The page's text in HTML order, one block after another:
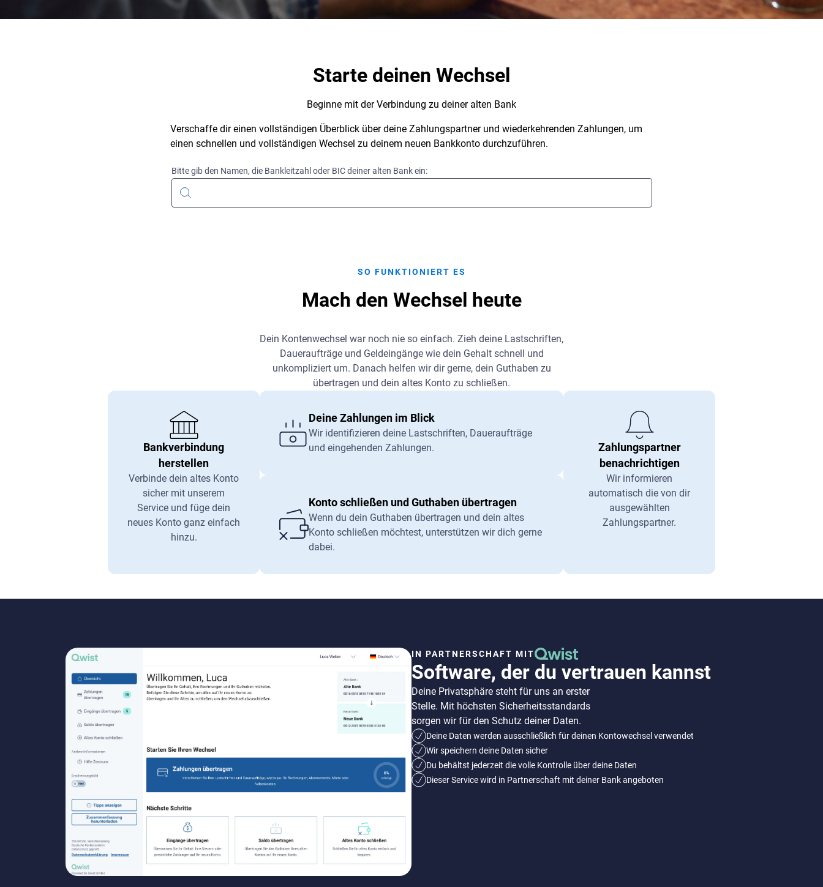
Starte deinen Wechsel
Beginne mit der Verbindung zu deiner alten Bank
Verschaffe dir einen vollständigen Überblick über deine Zahlungspartner und wiederkehrenden Zahlungen, um
einen schnellen und vollständigen Wechsel zu deinem neuen Bankkonto durchzuführen.
Bitte gib den Namen, die Bankleitzahl oder BIC deiner alten Bank ein:
SO FUNKTIONIERT ES
Mach den Wechsel heute
Dein Kontenwechsel war noch nie so einfach. Zieh deine Lastschriften,
Daueraufträge und Geldeingänge wie dein Gehalt schnell und
unkompliziert um. Danach helfen wir dir gerne, dein Guthaben zu
übertragen und dein altes Konto zu schließen.
Bankverbindung
herstellen
Verbinde dein altes Konto
sicher mit unserem
Service und füge dein
neues Konto ganz einfach
hinzu.
Deine Zahlungen im Blick
Wir identifizieren deine Lastschriften, Daueraufträge
und eingehenden Zahlungen.
Konto schließen und Guthaben übertragen
Wenn du dein Guthaben übertragen und dein altes
Konto schließen möchtest, unterstützen wir dich gerne
dabei.
Zahlungspartner
benachrichtigen
Wir informieren
automatisch die von dir
ausgewählten
Zahlungspartner.
IN PARTNERSCHAFT MIT
Software, der du vertrauen kannst
Deine Privatsphäre steht für uns an erster
Stelle. Mit höchsten Sicherheitsstandards
sorgen wir für den Schutz deiner Daten.
Deine Daten werden ausschließlich für deinen Kontowechsel verwendet
Wir speichern deine Daten sicher
Du behältst jederzeit die volle Kontrolle über deine Daten
Dieser Service wird in Partnerschaft mit deiner Bank angeboten